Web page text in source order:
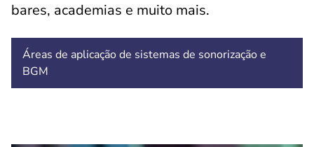
bares, academias e muito mais.
Áreas de aplicação de sistemas de sonorização e
BGM